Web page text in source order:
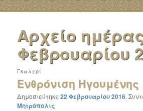
Αρχείο
Φεβρουαρίου
Ενθρόνιση Ηγουμένης
Γκαλερί
Δημοσιεύτηκε22 Φεβρουαρίου 2016.
Μητρόπολις